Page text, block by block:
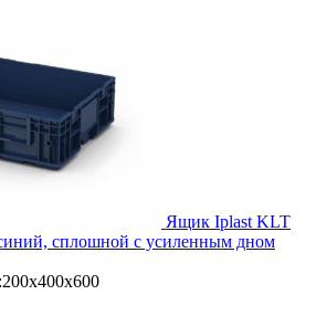
Ящик Iplast KLT
сплошной с усиленным дном
200x400x600